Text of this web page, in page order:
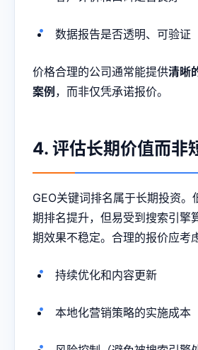
数据报告是否透明、可验证
价格合理的公司通常能提供清晰
案例 ，而非仅凭承诺报价。
4. 评估长期价值而非
GEO关键词排名属于长期投资。
期排名提升，但易受到搜索引擎
期效果不稳定。合理的报价应考
持续优化和内容更新
本地化营销策略的实施成本